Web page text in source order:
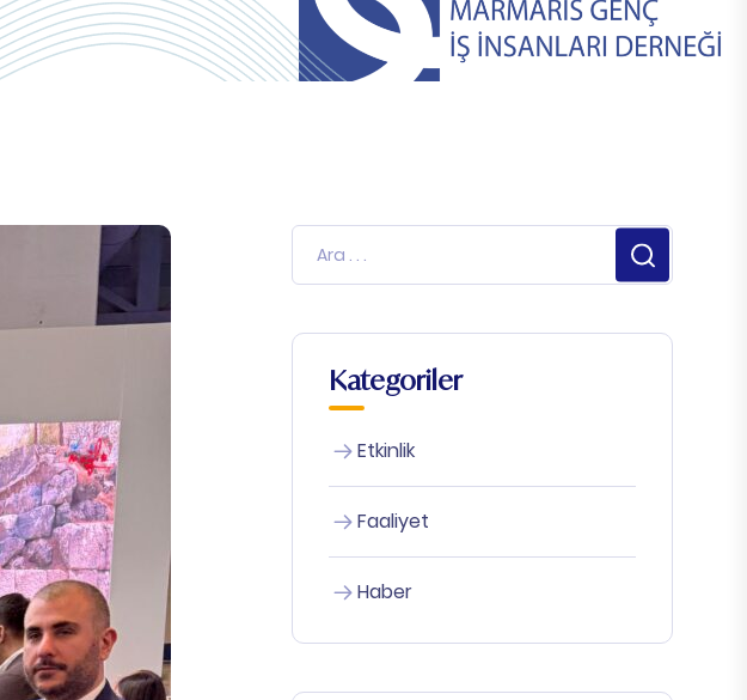
Kategoriler
Etkinlik
Faaliyet
Haber